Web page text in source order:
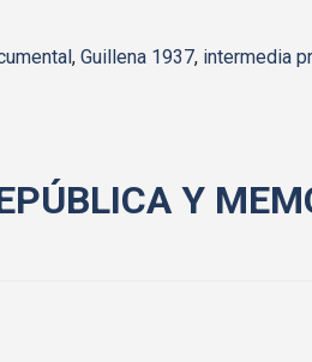
, Guillena 1937, intermedia
Y